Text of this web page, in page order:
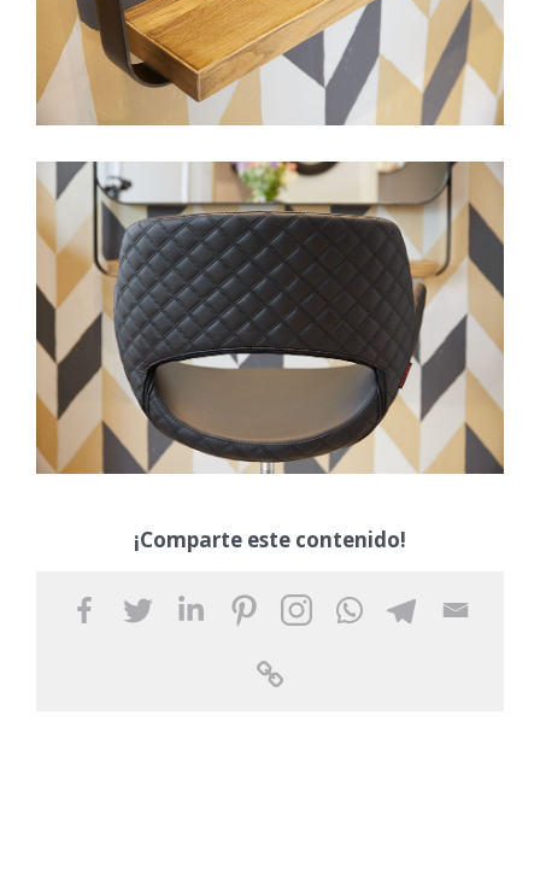
¡Comparte este contenido!